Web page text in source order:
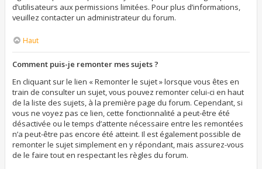
d’utilisateurs aux permissions limitées. Pour plus d’informations,
veuillez contacter un administrateur du forum.
Haut
Comment puis-je remonter mes sujets ?
En cliquant sur le lien « Remonter le sujet » lorsque vous êtes en
train de consulter un sujet, vous pouvez remonter celui-ci en haut
de la liste des sujets, à la première page du forum. Cependant, si
vous ne voyez pas ce lien, cette fonctionnalité a peut-être été
désactivée ou le temps d’attente nécessaire entre les remontées
n’a peut-être pas encore été atteint. Il est également possible de
remonter le sujet simplement en y répondant, mais assurez-vous
de le faire tout en respectant les règles du forum.